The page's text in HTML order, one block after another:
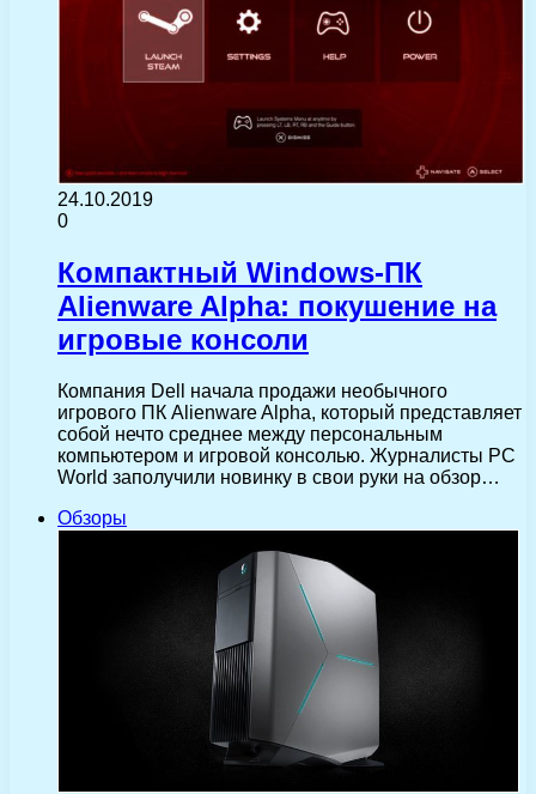
24.10.2019
0
Компактный Windows-ПК
Alienware Alpha: покушение на
игровые консоли
Компания Dell начала продажи необычного
игрового ПК Alienware Alpha, который представляет
собой нечто среднее между персональным
компьютером и игровой консолью. Журналисты PC
World заполучили новинку в свои руки на обзор…
Обзоры